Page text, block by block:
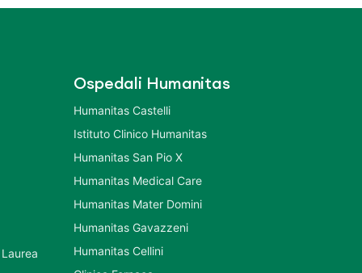
Ospedali Humanitas
Humanitas Castelli
Istituto Clinico Humanitas
Humanitas San Pio X
Humanitas Medical Care
Humanitas Mater Domini
Humanitas Gavazzeni
Humanitas Cellini